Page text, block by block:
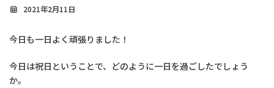
2021年2月11日
今日も一日よく頑張りました！
今日は祝日ということで、どのように一日を過ごしたでしょう
か。